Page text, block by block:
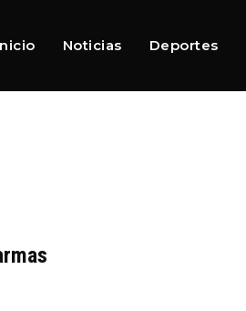
Noticias Deportes